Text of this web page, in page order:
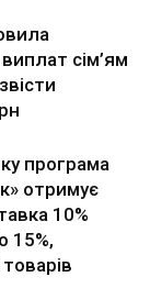
сім’ям
програма
отримує
10%
15%,